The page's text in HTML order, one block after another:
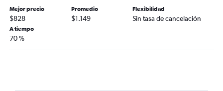
Mejor precio
$828
Promedio
$1.149
Flexibilidad
Sin tasa de cancelación
A tiempo
70 %